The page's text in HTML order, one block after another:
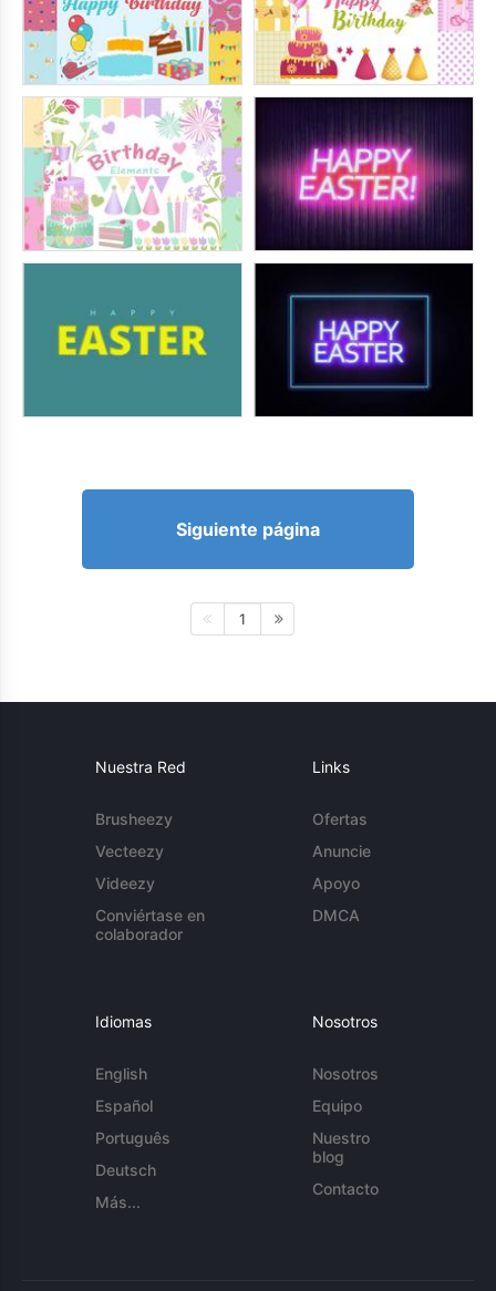
Siguiente página
1
Nuestra Red
Brusheezy
Vecteezy
Videezy
Conviértase en
colaborador
Links
Ofertas
Anuncie
Apoyo
DMCA
Idiomas
English
Español
Português
Deutsch
Más...
Nosotros
Nosotros
Equipo
Nuestro
blog
Contacto